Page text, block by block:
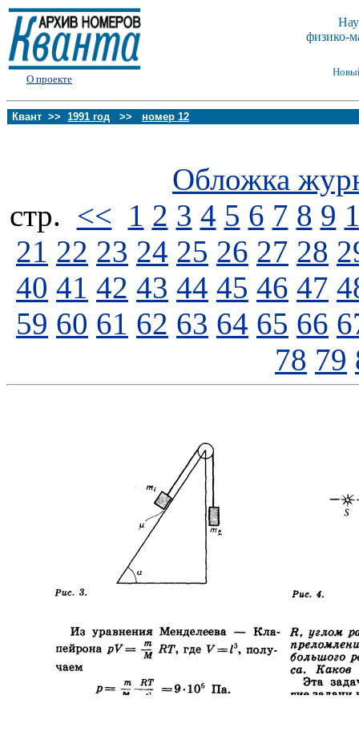
О проекте
физико-
Квант >> 1991 год >> номер 12
Обложка
стp. << 1 2 3 4 5 6 7 8 9
21 22 23 24 25 26 27 28
40 41 42 43 44 45 46 47
59 60 61 62 63 64 65 66
78 79